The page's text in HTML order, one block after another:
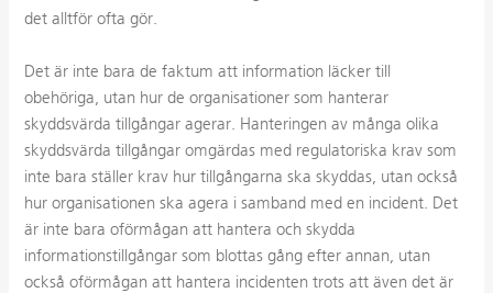
detalltför ofta gör.
Det är inte bara de faktum att information läcker till
obehöriga, utan hur de organisationer som hanterar
skyddsvärda tillgångar agerar. Hanteringen av många olika
skyddsvärda tillgångar omgärdas med regulatoriska krav som
inte bara ställer krav hur tillgångarna ska skyddas, utan också
hur organisationen ska agera i samband med en incident. Det
är inte bara oförmågan att hantera och skydda
informationstillgångar som blottas gång efter annan, utan
också oförmågan att hantera incidenten trots att även det är